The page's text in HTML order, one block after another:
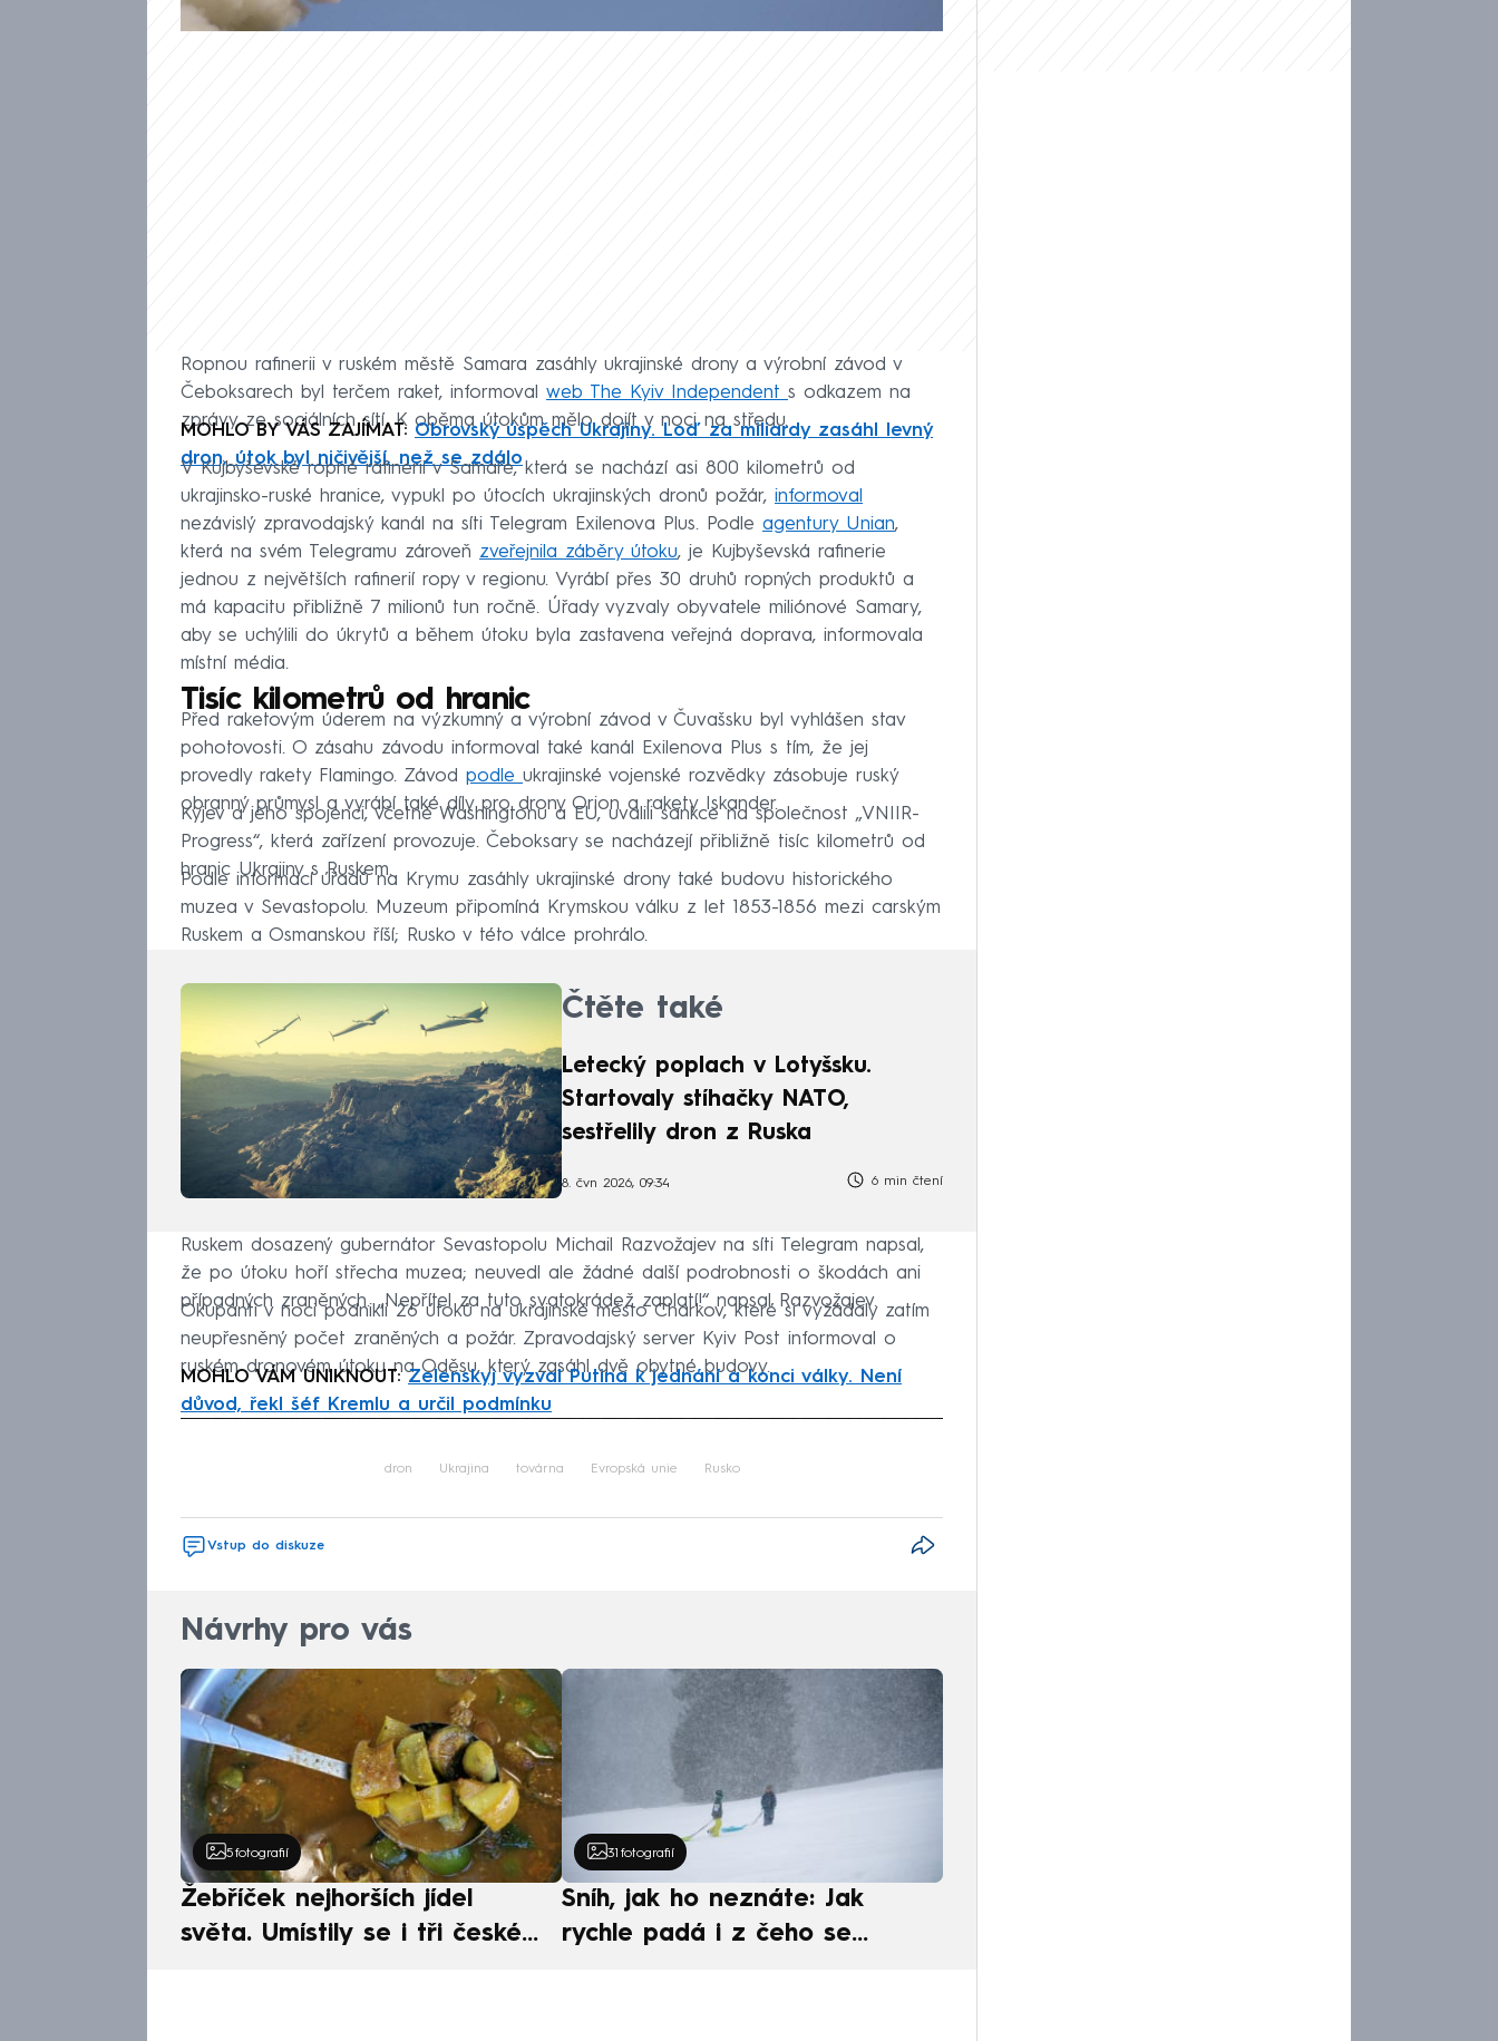
Ropnou rafinerii v ruském městě Samara zasáhly ukrajinské drony a výrobní závod v
Čeboksarech byl terčem raket, informoval web The Kyiv Independent s odkazem na
zprávy ze sociálních sítí. K oběma útokům mělo dojít v noci na středu.
MOHLO BY VÁS ZAJÍMAT: Obrovský úspěch Ukrajiny. Loď za miliardy zasáhl levný
dron, útok byl ničivější, než se zdálo
V Kujbyševské ropné rafinerii v Samaře, která se nachází asi 800 kilometrů od
ukrajinsko-ruské hranice, vypukl po útocích ukrajinských dronů požár, informoval
nezávislý zpravodajský kanál na síti Telegram Exilenova Plus. Podle agentury Unian,
která na svém Telegramu zároveň zveřejnila záběry útoku, je Kujbyševská rafinerie
jednou z největších rafinerií ropy v regionu. Vyrábí přes 30 druhů ropných produktů a
má kapacitu přibližně 7 milionů tun ročně. Úřady vyzvaly obyvatele miliónové Samary,
aby se uchýlili do úkrytů a během útoku byla zastavena veřejná doprava, informovala
místní média.
Tisíc kilometrů od hranic
Před raketovým úderem na výzkumný a výrobní závod v Čuvašsku byl vyhlášen stav
pohotovosti. O zásahu závodu informoval také kanál Exilenova Plus s tím, že jej
provedly rakety Flamingo. Závod podle ukrajinské vojenské rozvědky zásobuje ruský
obranný průmysl a vyrábí také díly pro drony Orion a rakety Iskander.
Kyjev a jeho spojenci, včetně Washingtonu a EU, uvalili sankce na společnost „VNIIR-
Progress“, která zařízení provozuje. Čeboksary se nacházejí přibližně tisíc kilometrů od
hranic Ukrajiny s Ruskem.
Podle informací úřadů na Krymu zasáhly ukrajinské drony také budovu historického
muzea v Sevastopolu. Muzeum připomíná Krymskou válku z let 1853-1856 mezi carským
Ruskem a Osmanskou říší; Rusko v této válce prohrálo.
Čtěte také
Letecký poplach v Lotyšsku.
Startovaly stíhačky NATO,
sestřelily dron z Ruska
8. čvn 2026, 09:34 6 min čtení
Ruskem dosazený gubernátor Sevastopolu Michail Razvožajev na síti Telegram napsal,
že po útoku hoří střecha muzea; neuvedl ale žádné další podrobnosti o škodách ani
případných zraněných. „Nepřítel za tuto svatokrádež zaplatí!“ napsal Razvožajev.
Okupanti v noci podnikli 26 útoků na ukrajinské město Charkov, které si vyžádaly zatím
neupřesněný počet zraněných a požár. Zpravodajský server Kyiv Post informoval o
ruském dronovém útoku na Oděsu, který zasáhl dvě obytné budovy.
MOHLO VÁM UNIKNOUT:Zelenskyj vyzval Putina k jednání a konci války. Není
důvod, řekl šéf Kremlu a určil podmínku
dron Ukrajina továrna Evropská unie Rusko
Vstup do diskuze
Návrhy pro vás
5 fotografií
Žebříček nejhorších jídel
světa. Umístily se i tři české
31 fotografií
Sníh, jak ho neznáte: Jak
rychle padá i z čeho se